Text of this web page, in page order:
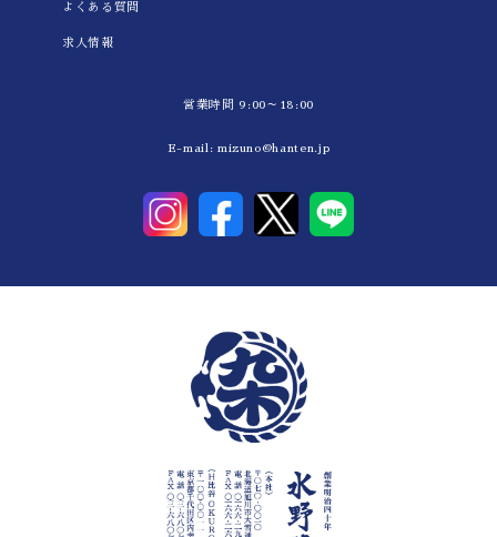
よくある質問
求人情報
営業時間 9:00～18:00
E-mail: mizuno@hanten.jp